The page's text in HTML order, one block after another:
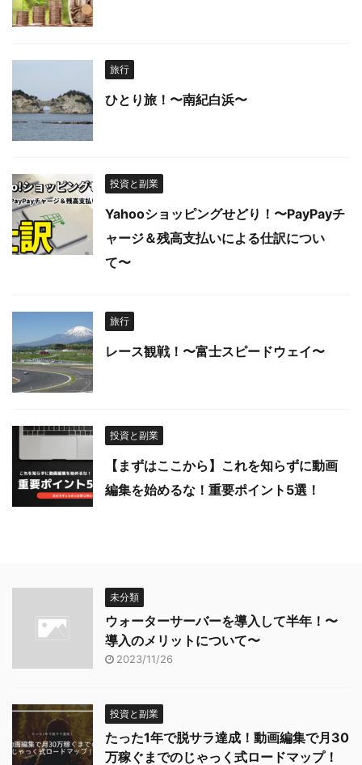
旅行
ひとり旅！〜南紀白浜〜
投資と副業
Yahooショッピングせどり！〜PayPayチ
ャージ＆残高支払いによる仕訳につい
て〜
旅行
レース観戦！〜富士スピードウェイ〜
投資と副業
【まずはここから】これを知らずに動画
編集を始めるな！重要ポイント5選！
未分類
ウォーターサーバーを導入して半年！〜
導入のメリットについて〜
2023/11/26
投資と副業
たった1年で脱サラ達成！動画編集で月30
万稼ぐまでのじゃっく式ロードマップ！